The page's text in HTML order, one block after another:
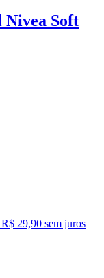
Soft
R$ 29,90 sem juros